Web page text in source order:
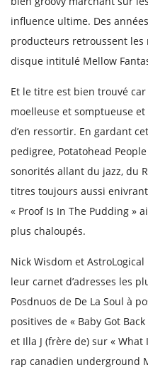
influence ultime. Des
producteurs retroussent les
disque intitulé Mellow
Et le titre est bien trouvé
moelleuse et somptueuse
d’en ressortir. En gardant
pedigree, Potatohead
sonorités allant du jazz, du
titres toujours aussi
« Proof Is In The Pudding »
plus chaloupés.
Nick Wisdom et
leur carnet d’adresses les
Posdnuos de De La Soul à
positives de « Baby Got
et Illa J (frère de) sur « What
rap canadien underground